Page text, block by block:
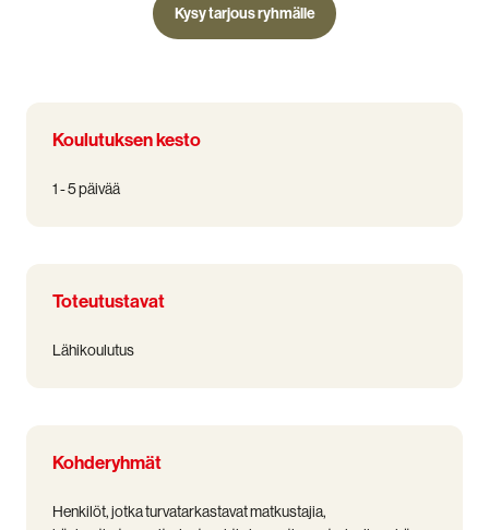
Kysy tarjous ryhmälle
Koulutuksen kesto
1 - 5 päivää
Toteutustavat
Lähikoulutus
Kohderyhmät
Henkilöt, jotka turvatarkastavat matkustajia,